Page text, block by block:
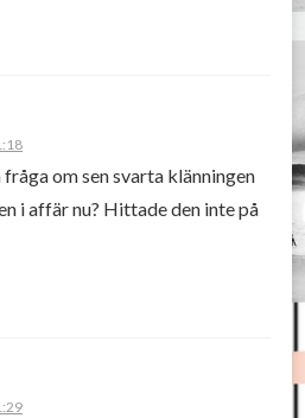
om sen svarta klänningen
i affär nu? Hittade den inte på